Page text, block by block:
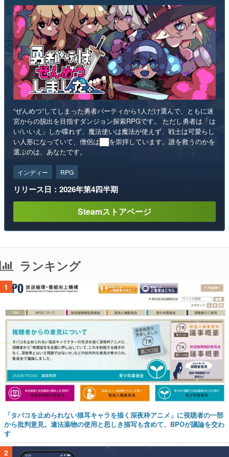
“ぜんめつ”してしまった勇者パーティから1人だけ選んで、ともに迷
宮からの脱出を目指すダンジョン探索RPGです。 ただし勇者は「は
い/いいえ」しか喋れず、魔法使いは魔法が使えず、戦士は可愛らし
い人形になっていて、僧侶は██を崇拝しています。誰を救うのかを
選ぶのは、あなたです。
インディー RPG
リリース日：2026年第4四半期
Steamストアページ
ランキング
1
「タバコを止められない猫耳キャラを描く深夜枠アニメ」に視聴者の一部
から批判意見。違法薬物の使用と思しき描写も含めて、BPOが議論を交わ
す
2